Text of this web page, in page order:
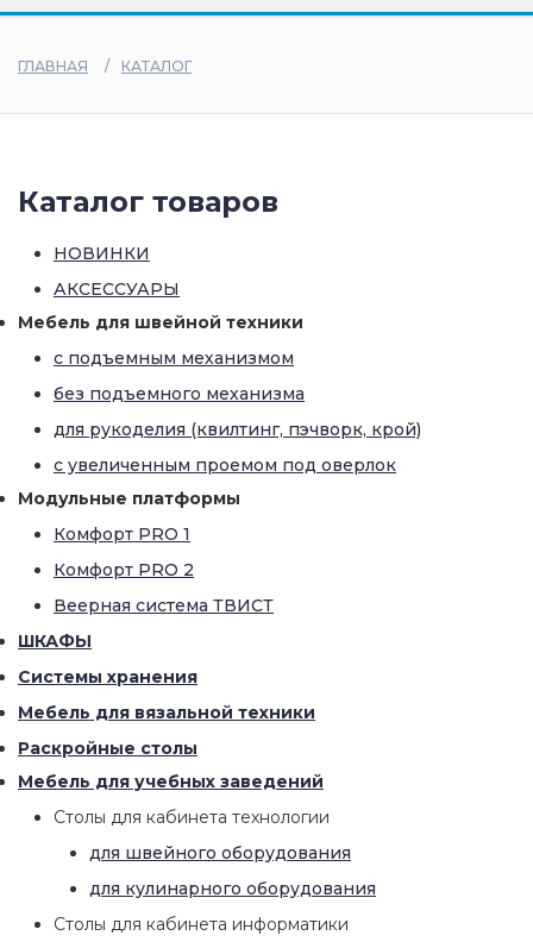
дилеры
ГЛАВНАЯ КАТАЛОГ
Каталог товаров
НОВИНКИ
АКСЕССУАРЫ
Мебель для швейной техники
с подъемным механизмом
без подъемного механизма
для рукоделия (квилтинг, пэчворк, крой)
с увеличенным проемом под оверлок
Модульные платформы
Комфорт PRO 1
Комфорт PRO 2
Веерная система ТВИСТ
ШКАФЫ
Системы хранения
Мебель для вязальной техники
Раскройные столы
Мебель для учебных заведений
Столы для кабинета технологии
для швейного оборудования
для кулинарного оборудования
Столы для кабинета информатики